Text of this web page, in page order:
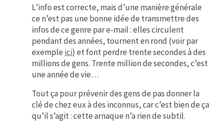
L’info est correcte, mais d’une manière générale
ce n’est pas une bonne idée de transmettre des
infos de ce genre par e-mail : elles circulent
pendant des années, tournent en rond (voir par
exempleici) et font perdre trente secondes à des
millions de gens. Trente million de secondes, c’est
une année de vie…
Tout ça pour prévenir des gens de pas donner la
clé de chez eux à des inconnus, car c’est bien de ça
qu’il s’agit : cette arnaque n’a rien de subtil.